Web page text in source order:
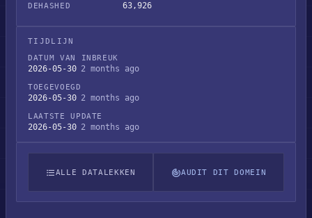
DEHASHED 63,926
TIJDLIJN
DATUM VAN INBREUK
2026-05-30 2 months ago
TOEGEVOEGD
2026-05-30 2 months ago
LAATSTE UPDATE
2026-05-30 2 months ago
ALLE DATALEKKEN AUDIT DIT DOMEIN